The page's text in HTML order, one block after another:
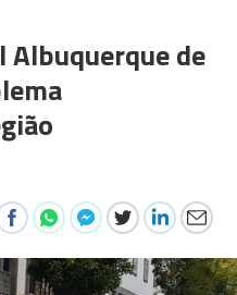
Albuquerque de